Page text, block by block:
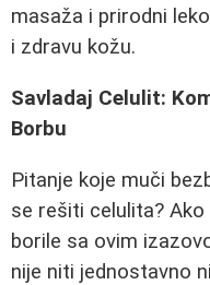
masaža i prirodni
i zdravu kožu.
Savladaj Celulit:
Borbu
Pitanje koje muči
se rešiti celulita?
borile sa ovim
nije niti jednostavno